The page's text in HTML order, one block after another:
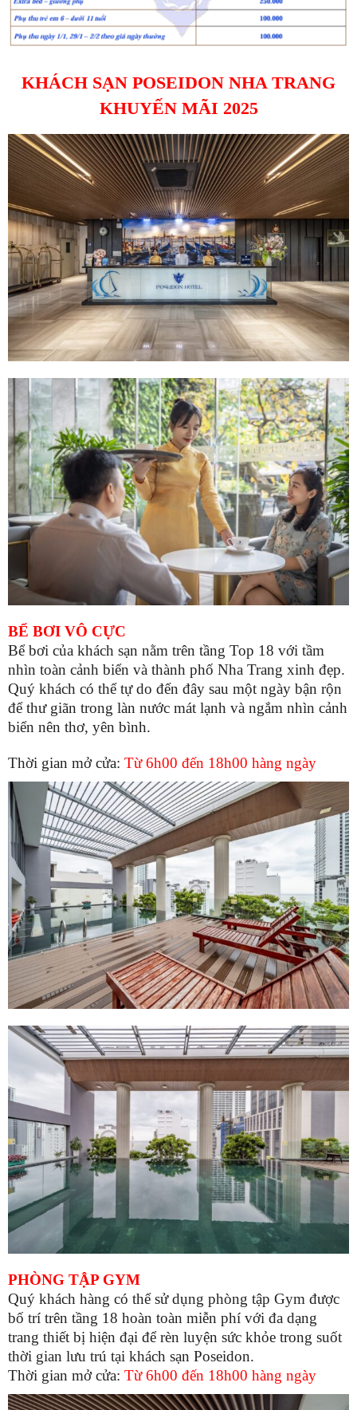
KHÁCH SẠN POSEIDON NHA TRANG
KHUYẾN MÃI 2025
BỂ BƠI VÔ CỰC
Bể bơi của khách sạn nằm trên tầng Top 18 với tầm
nhìn toàn cảnh biển và thành phố Nha Trang xinh đẹp.
Quý khách có thể tự do đến đây sau một ngày bận rộn
để thư giãn trong làn nước mát lạnh và ngắm nhìn cảnh
biển nên thơ, yên bình.
Thời gian mở cửa: Từ 6h00 đến 18h00 hàng ngày
PHÒNG TẬP GYM
Quý khách hàng có thể sử dụng phòng tập Gym được
bố trí trên tầng 18 hoàn toàn miễn phí với đa dạng
trang thiết bị hiện đại để rèn luyện sức khỏe trong suốt
thời gian lưu trú tại khách sạn Poseidon.
Thời gian mở cửa: Từ 6h00 đến 18h00 hàng ngày